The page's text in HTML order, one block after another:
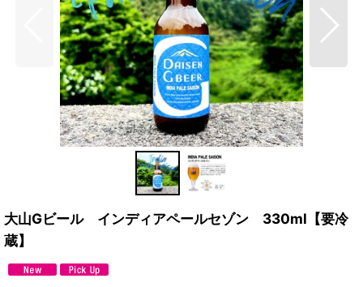
大山Gビール インディアペールセゾン 330ml【要冷
蔵】